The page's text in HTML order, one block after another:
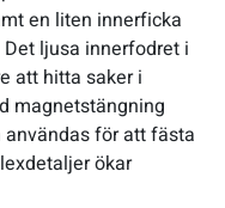
en liten innerficka
ljusa innerfodret i
att hitta saker i
magnetstängning
för att fästa
ökar